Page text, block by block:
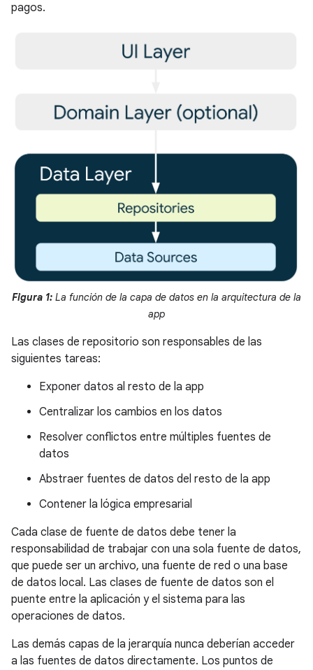
pagos.
Figura 1: La función de la capa de datos en la arquitectura de la
app
Las clases de repositorio son responsables de las
siguientes tareas:
Exponer datos al resto de la app
Centralizar los cambios en los datos
Resolver conflictos entre múltiples fuentes de
datos
Abstraer fuentes de datos del resto de la app
Contener la lógica empresarial
Cada clase de fuente de datos debe tener la
responsabilidad de trabajar con una sola fuente de datos,
que puede ser un archivo, una fuente de red o una base
de datos local. Las clases de fuente de datos son el
puente entre la aplicación y el sistema para las
operaciones de datos.
Las demás capas de la jerarquía nunca deberían acceder
a las fuentes de datos directamente. Los puntos de